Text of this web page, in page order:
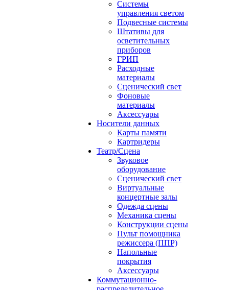
Системы
управления светом
Подвесные системы
Штативы для
осветительных
приборов
ГРИП
Расходные
материалы
Сценический свет
Фоновые
материалы
Аксессуары
Носители данных
Карты памяти
Картридеры
Театр/Сцена
Звуковое
оборудование
Сценический свет
Виртуальные
концертные залы
Одежда сцены
Механика сцены
Конструкции сцены
Пульт помощника
режиссера (ППР)
Напольные
покрытия
Аксессуары
Коммутационно-